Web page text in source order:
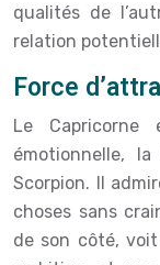
qualités de
relation
Force
Le Capricorne
émotionnelle,
Scorpion. Il
choses sans
de son côté,